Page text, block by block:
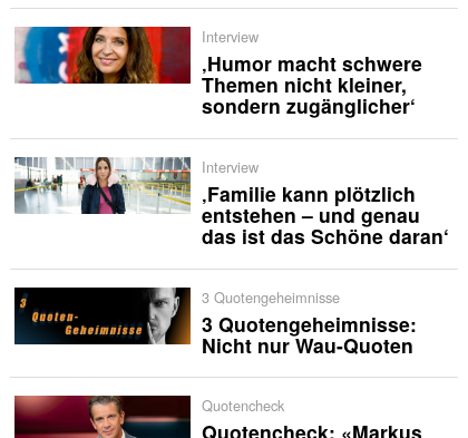
Interview
‚Humor macht schwere
Themen nicht kleiner,
sondern zugänglicher‘
Interview
‚Familie kann plötzlich
entstehen – und genau
das ist das Schöne daran‘
3 Quotengeheimnisse
3 Quotengeheimnisse:
Nicht nur Wau-Quoten
Quotencheck
Quotencheck: «Markus